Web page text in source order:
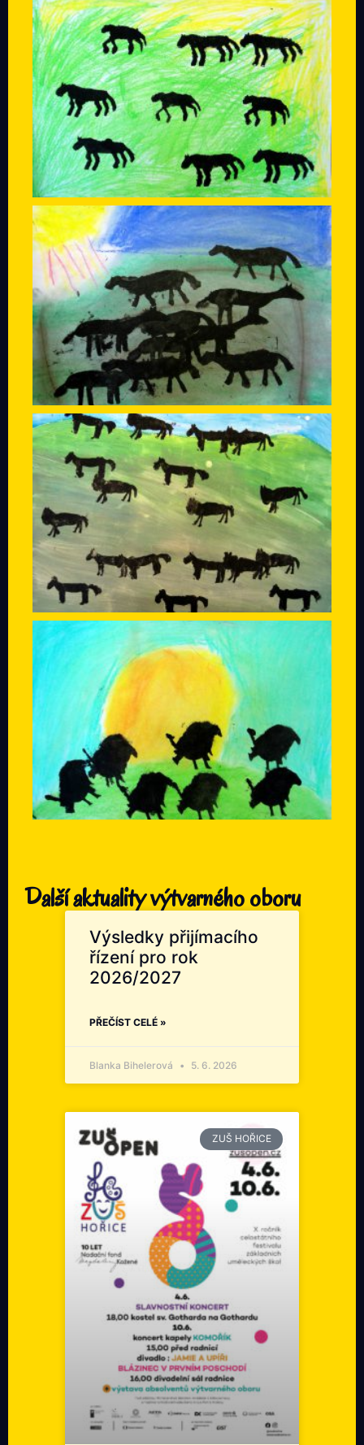
Další aktuality výtvarného oboru
Výsledky přijímacího
řízení pro rok
2026/2027
PŘEČÍST CELÉ »
Blanka Bihelerová 5. 6. 2026
ZUŠ HOŘICE